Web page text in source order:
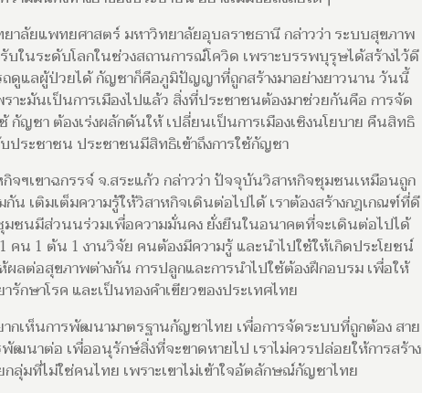
ยแพทยศาสตร์ มหาวิทยาลัยอุบลราชธานี กล่าวว่า ระบบสุขภาพ
ในระดับโลกในช่วงสถานการณ์โควิด เพราะบรรพบุรุษได้สร้างไว้ดี
ดูแลผู้ป่วยได้ กัญชาก็คือภูมิปัญญาที่ถูกสร้างมาอย่างยาวนาน วันนี้
าะมันเป็นการเมืองไปแล้ว สิ่งที่ประชาชนต้องมาช่วยกันคือ การจัด
กัญชา ต้องเร่งผลักดันให้ เปลี่ยนเป็นการเมืองเชิงนโยบาย คืนสิทธิ
ประชาชน ประชาชนมีสิทธิเข้าถึงการใช้กัญชา
จฯเขาฉกรรจ์ จ.สระแก้ว กล่าวว่า ปัจจุบันวิสาหกิจชุมชนเหมือนถูก
น เติมเต็มความรู้ให้วิสาหกิจเดินต่อไปได้ เราต้องสร้างกฎเกณฑ์ที่ดี
ชนมีส่วนนร่วมเพื่อความมั่นคง ยั่งยืนในอนาคตที่จะเดินต่อไปได้
น 1 ต้น 1 งานวิจัย คนต้องมีความรู้ และนำไปใช้ให้เกิดประโยชน์
ลต่อสุขภาพต่างกัน การปลูกและการนำไปใช้ต้องฝึกอบรม เพื่อให้
รักษาโรค และเป็นทองคำเขียวของประเทศไทย
กเห็นการพัฒนามาตรฐานกัญชาไทย เพื่อการจัดระบบที่ถูกต้อง สาย
นาต่อ เพื่ออนุรักษ์สิ่งที่จะขาดหายไป เราไม่ควรปล่อยให้การสร้าง
ลุ่มที่ไม่ใช่คนไทย เพราะเขาไม่เข้าใจอัตลักษณ์กัญชาไทย